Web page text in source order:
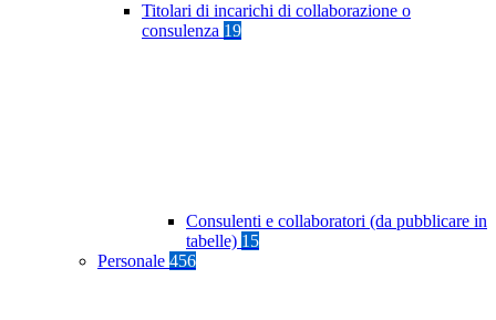
Titolari di incarichi di collaborazione o
consulenza 19
Consulenti e collaboratori (da pubblicare in
tabelle) 15
Personale 456